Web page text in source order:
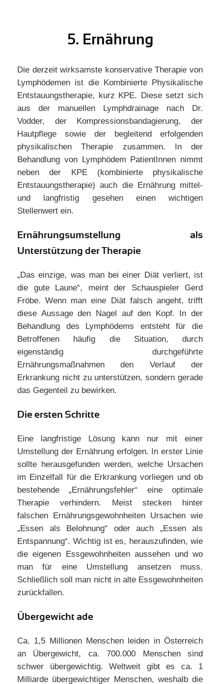
5. Ernährung
Die derzeit wirksamste konservative Therapie von
Lymphödemen ist die Kombinierte Physikalische
Entstauungstherapie, kurz KPE. Diese setzt sich
aus der manuellen Lymphdrainage nach Dr.
Vodder, der Kompressionsbandagierung, der
Hautpflege sowie der begleitend erfolgenden
physikalischen Therapie zusammen. In der
Behandlung von Lymphödem PatientInnen nimmt
neben der KPE (kombinierte physikalische
Entstauungstherapie) auch die Ernährung mittel-
und langfristig gesehen einen wichtigen
Stellenwert ein.
Ernährungsumstellung als
Unterstützung der Therapie
„Das einzige, was man bei einer Diät verliert, ist
die gute Laune“, meint der Schauspieler Gerd
Fröbe. Wenn man eine Diät falsch angeht, trifft
diese Aussage den Nagel auf den Kopf. In der
Behandlung des Lymphödems entsteht für die
Betroffenen häufig die Situation, durch
eigenständig durchgeführte
Ernährungsmaßnahmen den Verlauf der
Erkrankung nicht zu unterstützen, sondern gerade
das Gegenteil zu bewirken.
Die ersten Schritte
Eine langfristige Lösung kann nur mit einer
Umstellung der Ernährung erfolgen. In erster Linie
sollte herausgefunden werden, welche Ursachen
im Einzelfall für die Erkrankung vorliegen und ob
bestehende „Ernährungsfehler“ eine optimale
Therapie verhindern. Meist stecken hinter
falschen Ernährungsgewohnheiten Ursachen wie
„Essen als Belohnung“ oder auch „Essen als
Entspannung“. Wichtig ist es, herauszufinden, wie
die eigenen Essgewohnheiten aussehen und wo
man für eine Umstellung ansetzen muss.
Schließlich soll man nicht in alte Essgewohnheiten
zurückfallen.
Übergewicht ade
Ca. 1,5 Millionen Menschen leiden in Österreich
an Übergewicht, ca. 700.000 Menschen sind
schwer übergewichtig. Weltweit gibt es ca. 1
Milliarde übergewichtiger Menschen, weshalb die